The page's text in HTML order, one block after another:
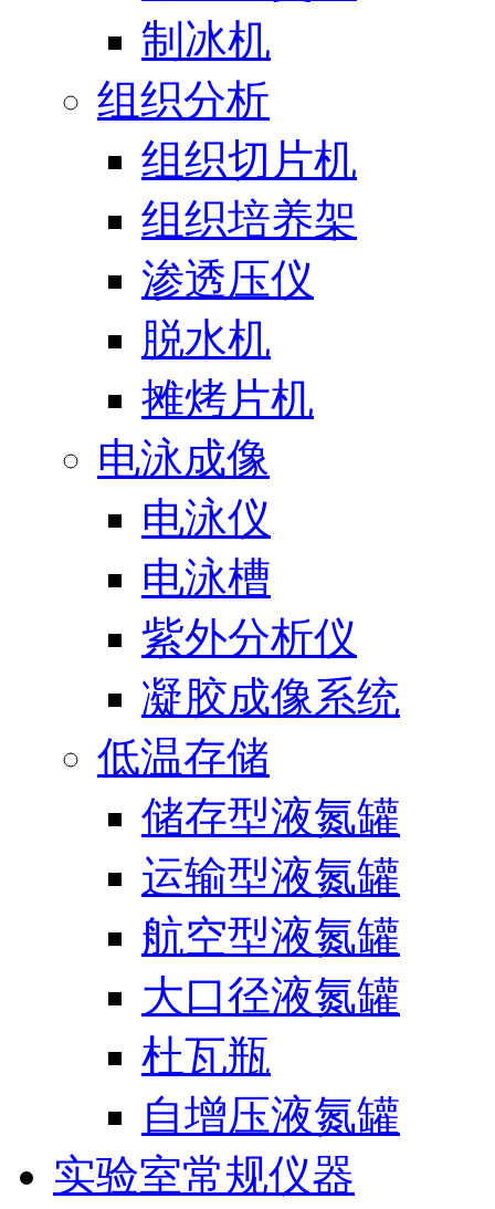
制冰机
组织分析
组织切片机
组织培养架
渗透压仪
脱水机
摊烤片机
电泳成像
电泳仪
电泳槽
紫外分析仪
凝胶成像系统
低温存储
储存型液氮罐
运输型液氮罐
航空型液氮罐
大口径液氮罐
杜瓦瓶
自增压液氮罐
实验室常规仪器